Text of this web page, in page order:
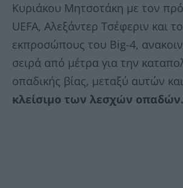
Κυριάκου Μητσοτάκη με τον
UEFA, Αλεξάντερ Τσέφεριν και
εκπροσώπους του Big-4,
σειρά από μέτρα για την
οπαδικής βίας, μεταξύ αυτών και
κλείσιμο των λεσχών οπαδών.